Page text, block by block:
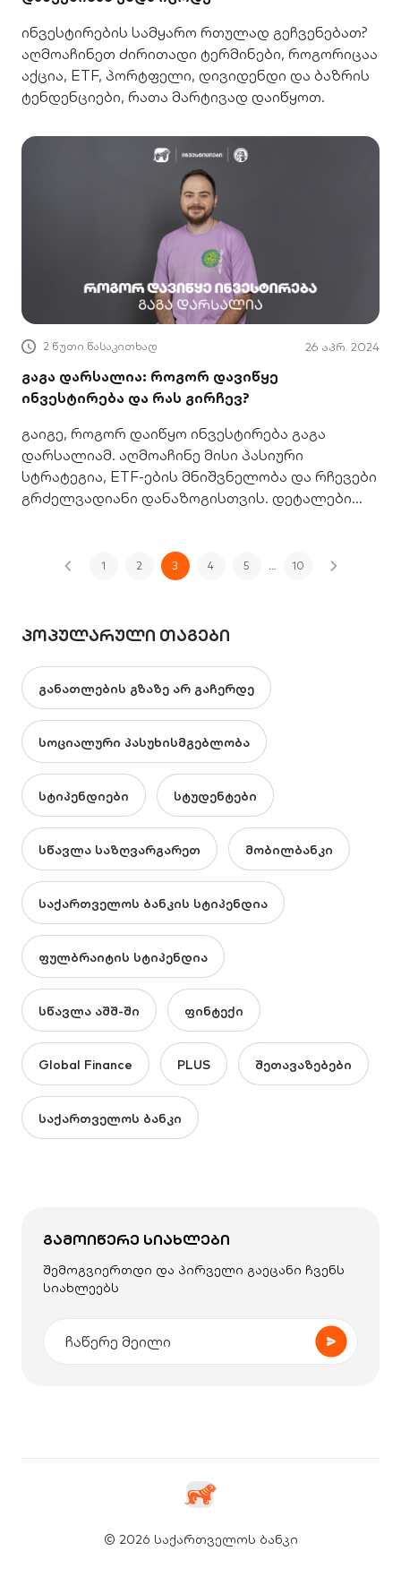
ინვესტირების სამყარო რთულად გეჩვენებათ?
აღმოაჩინეთ ძირითადი ტერმინები, როგორიცაა
აქცია, ETF, პორტფელი, დივიდენდი და ბაზრის
ტენდენციები, რათა მარტივად დაიწყოთ.
2 წუთი წასაკითხად 26 აპრ. 2024
გაგა დარსალია: როგორ დავიწყე
ინვესტირება და რას გირჩევ?
გაიგე, როგორ დაიწყო ინვესტირება გაგა
დარსალიამ. აღმოაჩინე მისი პასიური
სტრატეგია, ETF-ების მნიშვნელობა და რჩევები
გრძელვადიანი დანაზოგისთვის. დეტალები
1 2 3 4 5 10
ᲞᲝᲞᲣᲚᲐᲠᲣᲚᲘ ᲗᲐᲒᲔᲑᲘ
განათლების გზაზე არ გაჩერდე
სოციალური პასუხისმგებლობა
სტიპენდიები სტუდენტები
სწავლა საზღვარგარეთ მობილბანკი
საქართველოს ბანკის სტიპენდია
ფულბრაიტის სტიპენდია
სწავლა აშშ-ში ფინტექი
Global Finance PLUS შეთავაზებები
საქართველოს ბანკი
ᲒᲐᲛᲝᲘᲬᲔᲠᲔ ᲡᲘᲐᲮᲚᲔᲑᲘ
შემოგვიერთდი და პირველი გაეცანი ჩვენს
სიახლეებს
© 2026 საქართველოს ბანკი